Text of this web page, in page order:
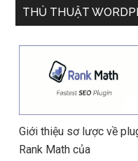
anh) – Hàng chính hãng
THỦ THUẬT
Giới thiệu sơ lược về
Rank Math của